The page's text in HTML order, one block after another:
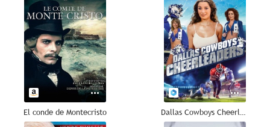
El conde de Montecristo Dallas Cowboys Cheerleaders